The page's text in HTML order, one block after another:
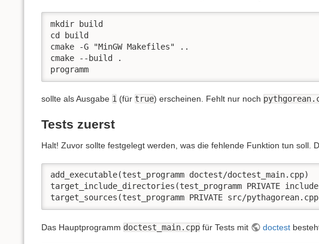
mkdir build
cd build
cmake -G "MinGW Makefiles" ..
cmake --build .
programm
sollte als Ausgabe 1 (für true) erscheinen. Fehlt nur noch
Tests zuerst
Halt! Zuvor sollte festgelegt werden, was die fehlende Funktion tun soll.
add_executable(test_programm doctest/doctest_main.cpp)
target_include_directories(test_programm PRIVATE
target_sources(test_programm PRIVATE src/
Das Hauptprogramm doctest_main.cpp für Tests mit doctest